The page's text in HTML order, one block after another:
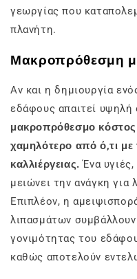
γεωργίας που
πλανήτη.
Μακροπρόθεσμη
Αν και η δημιουργία
εδάφους απαιτεί υψηλή
μακροπρόθεσμο κόστος
χαμηλότερο από ό,τι με
καλλιέργειας. Ένα
μειώνει την ανάγκη
Επιπλέον, η
λιπασμάτων
γονιμότητας του
καθώς αποτελούν